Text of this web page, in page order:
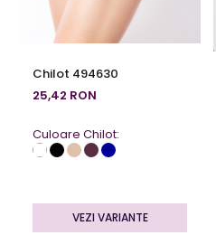
Chilot 494630
25,42 RON
Culoare Chilot:
VEZI VARIANTE